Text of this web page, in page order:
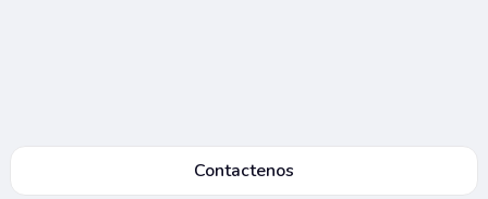
Contactenos